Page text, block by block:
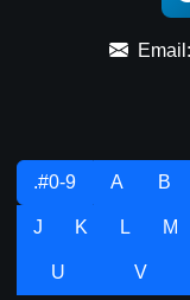
Email:
.#0-9 A B
J K L M
U V